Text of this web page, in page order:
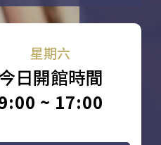
星期六
日開館時間
~ 17:00